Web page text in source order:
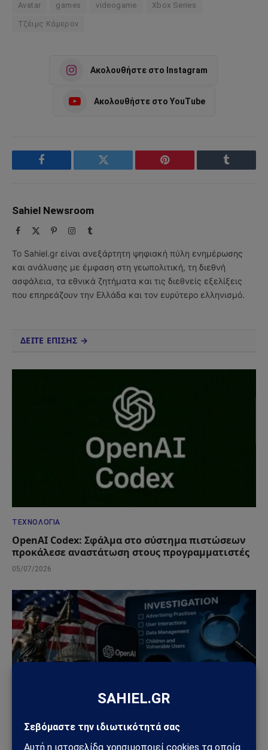
Avatar games videogame Xbox Series
Τζέιμς Κάμερον
Ακολουθήστε στο Instagram
Ακολουθήστε στο YouTube
Facebook Twitter Pinterest Tumblr
Sahiel Newsroom
Facebook PinterestInstagram
Tumblr
Το Sahiel.gr είναι ανεξάρτητη ψηφιακή πύλη ενημέρωσης
και ανάλυσης με έμφαση στη γεωπολιτική, τη διεθνή
ασφάλεια, τα εθνικά ζητήματα και τις διεθνείς εξελίξεις
που επηρεάζουν την Ελλάδα και τον ευρύτερο ελληνισμό.
ΔΕΙΤΕ ΕΠΙΣΗΣ →
ΤΕΧΝΟΛΟΓΊΑ
OpenAI Codex: Σφάλμα στο σύστημα πιστώσεων
προκάλεσε αναστάτωση στους προγραμματιστές
05/07/2026
ΤΕΧΝΟΛΟΓΊΑ